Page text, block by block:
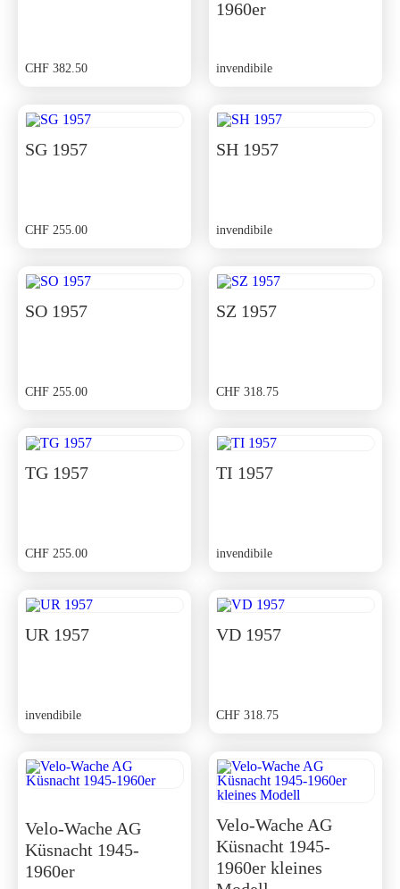
CHF 382.50
1960er
invendibile
SG 1957
CHF 255.00
SH 1957
invendibile
SO 1957
CHF 255.00
SZ 1957
CHF 318.75
TG 1957
CHF 255.00
TI 1957
invendibile
UR 1957
invendibile
VD 1957
CHF 318.75
Velo-Wache AG
Küsnacht 1945-
1960er
Velo-Wache AG
Küsnacht 1945-
1960er kleines